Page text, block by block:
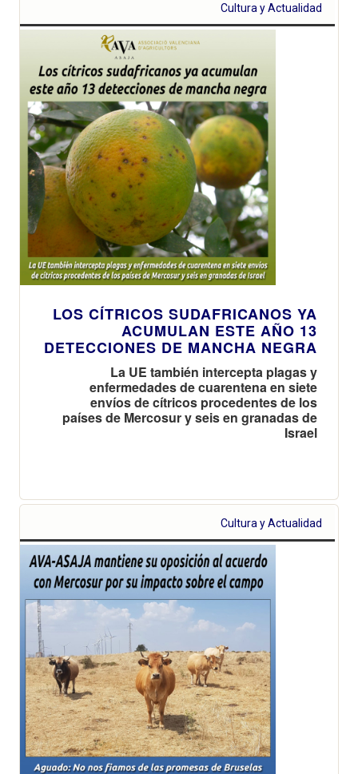
Cultura y Actualidad
LOS CÍTRICOS SUDAFRICANOS YA
ACUMULAN ESTE AÑO 13
DETECCIONES DE MANCHA NEGRA
La UE también intercepta plagas y
enfermedades de cuarentena en siete
envíos de cítricos procedentes de los
países de Mercosur y seis en granadas de
Israel
Cultura y Actualidad